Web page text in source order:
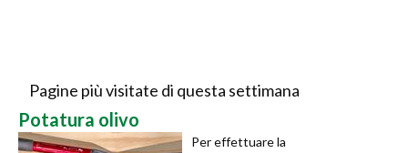
Pagine più visitate di questa settimana
Potatura olivo
Per effettuare la